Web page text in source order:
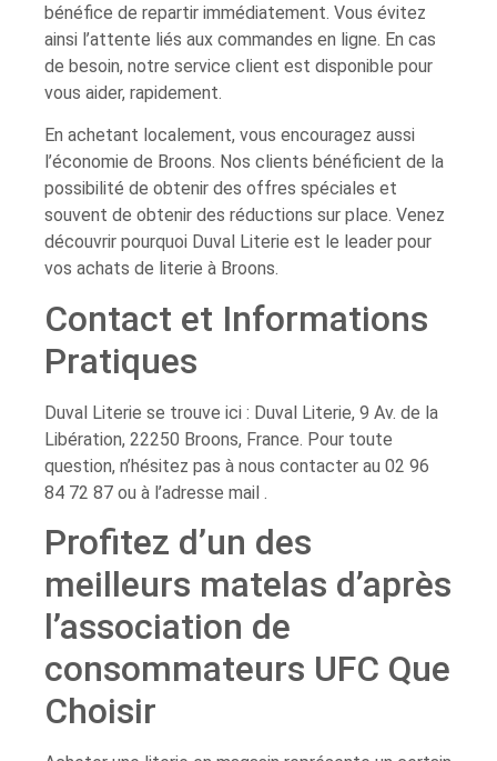
bénéfice de repartir immédiatement. Vous évitez
ainsi l’attente liés aux commandes en ligne. En cas
de besoin, notre service client est disponible pour
vous aider, rapidement.
En achetant localement, vous encouragez aussi
l’économie de Broons. Nos clients bénéficient de la
possibilité de obtenir des offres spéciales et
souvent de obtenir des réductions sur place. Venez
découvrir pourquoi Duval Literie est le leader pour
vos achats de literie à Broons.
Contact et Informations
Pratiques
Duval Literie se trouve ici : Duval Literie, 9 Av. de la
Libération, 22250 Broons, France. Pour toute
question, n’hésitez pas à nous contacter au 02 96
84 72 87 ou à l’adresse mail .
Profitez d’un des
meilleurs matelas d’après
l’association de
consommateurs UFC Que
Choisir